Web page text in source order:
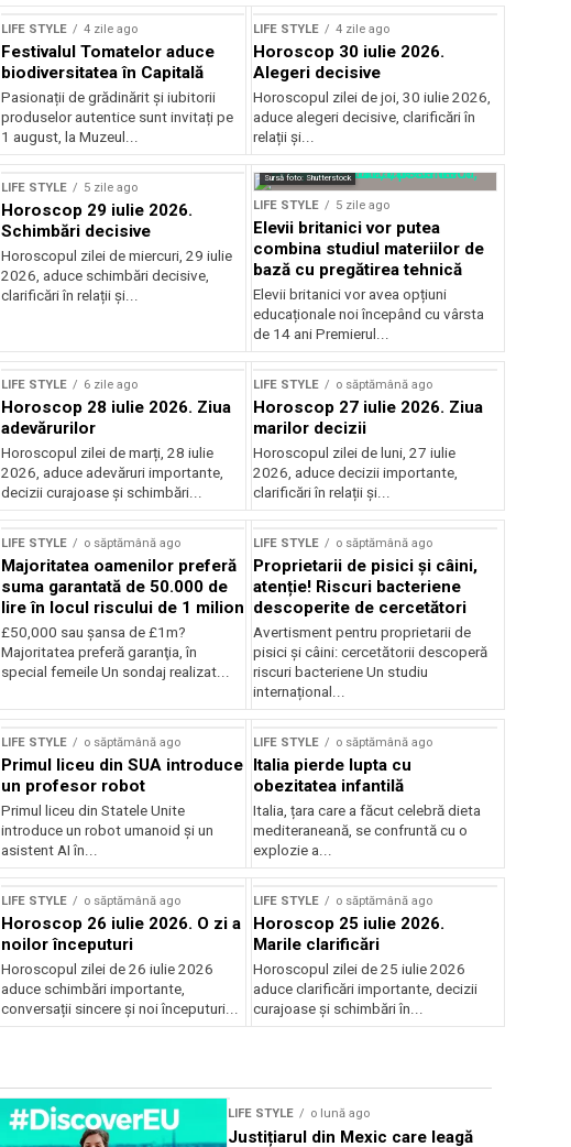
LIFE STYLE 4 zile ago
Festivalul Tomatelor aduce
biodiversitatea în Capitală
Pasionații de grădinărit și iubitorii
produselor autentice sunt invitați pe
1 august, la Muzeul...
LIFE STYLE 4 zile ago
Horoscop 30 iulie 2026.
Alegeri decisive
Horoscopul zilei de joi, 30 iulie 2026,
aduce alegeri decisive, clarificări în
relații și...
LIFE STYLE 5 zile ago
Horoscop 29 iulie 2026.
Schimbări decisive
Horoscopul zilei de miercuri, 29 iulie
2026, aduce schimbări decisive,
clarificări în relații și...
Sursă foto: Shutterstock
LIFE STYLE 5 zile ago
Elevii britanici vor putea
combina studiul materiilor de
bază cu pregătirea tehnică
Elevii britanici vor avea opțiuni
educaționale noi începând cu vârsta
de 14 ani Premierul...
LIFE STYLE 6 zile ago
Horoscop 28 iulie 2026. Ziua
adevărurilor
Horoscopul zilei de marți, 28 iulie
2026, aduce adevăruri importante,
decizii curajoase și schimbări...
LIFE STYLE o săptămână ago
Horoscop 27 iulie 2026. Ziua
marilor decizii
Horoscopul zilei de luni, 27 iulie
2026, aduce decizii importante,
clarificări în relații și...
LIFE STYLE o săptămână ago
Majoritatea oamenilor preferă
suma garantată de 50.000 de
lire în locul riscului de 1 milion
£50,000 sau şansa de £1m?
Majoritatea preferă garanţia, în
special femeile Un sondaj realizat...
LIFE STYLE o săptămână ago
Proprietarii de pisici și câini,
atenție! Riscuri bacteriene
descoperite de cercetători
Avertisment pentru proprietarii de
pisici și câini: cercetătorii descoperă
riscuri bacteriene Un studiu
internațional...
LIFE STYLE o săptămână ago
Primul liceu din SUA introduce
un profesor robot
Primul liceu din Statele Unite
introduce un robot umanoid și un
asistent AI în...
LIFE STYLE o săptămână ago
Italia pierde lupta cu
obezitatea infantilă
Italia, țara care a făcut celebră dieta
mediteraneană, se confruntă cu o
explozie a...
LIFE STYLE o săptămână ago
Horoscop 26 iulie 2026. O zi a
noilor începuturi
Horoscopul zilei de 26 iulie 2026
aduce schimbări importante,
conversații sincere și noi începuturi...
LIFE STYLE o săptămână ago
Horoscop 25 iulie 2026.
Marile clarificări
Horoscopul zilei de 25 iulie 2026
aduce clarificări importante, decizii
curajoase și schimbări în...
LIFE STYLE o lună ago
Justițiarul din Mexic care leagă